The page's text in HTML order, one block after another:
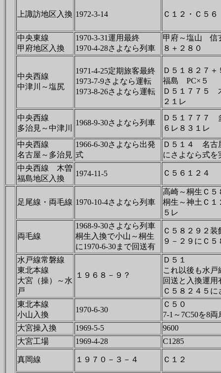
上諏訪地区入換 1972-3-14 Ｃ１２・Ｃ５６
中央東線
甲府地区入換
1970-3-31運用最終
1970-4-28さよなら列車
甲府～塩山 信
８＋２８０
中央西線
中津川～塩尻
1971-4-25定期旅客最終
1973-7-9さよなら運転
1973-8-26さよなら運転
Ｄ５１８２７
福島 PC×５
Ｄ５１７７５
２１レ
中央西線
多治見～中津川
1968-9-30さよなら列車
Ｄ５１７７７
６レ８３１レ
中央西線
名古屋～多治見
1966-6-30さよなら出発
式
Ｄ５１４ 名古
にさよなら式を
中央西線 木曽
福島地区入換
1974-11-5 Ｃ５６１２４
足尾線・両毛線 1970-10-4さよなら列車
高崎～桐生Ｃ
桐生～神土Ｃ
５レ
両毛線
1968-9-30さよなら列車
桐生入換で小山～桐生
に1970-6-30まで回送有
Ｃ５８２９２装
９－２９にＣ
水戸線常磐線
東北本線
大宮（操）～水
戸
１９６８－９？
Ｄ５１
これ以後も水
回送と入換運用
Ｃ５８２４５
東北本線
小山入換
1970-6-30
Ｃ５０
7-1～7C50を8
大宮操入換
1969-5-5
9600
大宮工場
1969-4-28 C1285
真岡線 １９７０－３－４ Ｃ１２